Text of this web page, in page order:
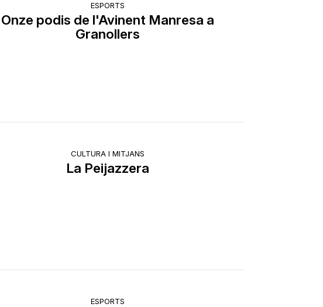
ESPORTS
Onze podis de l'Avinent Manresa a
Granollers
CULTURA I MITJANS
La Peijazzera
ESPORTS